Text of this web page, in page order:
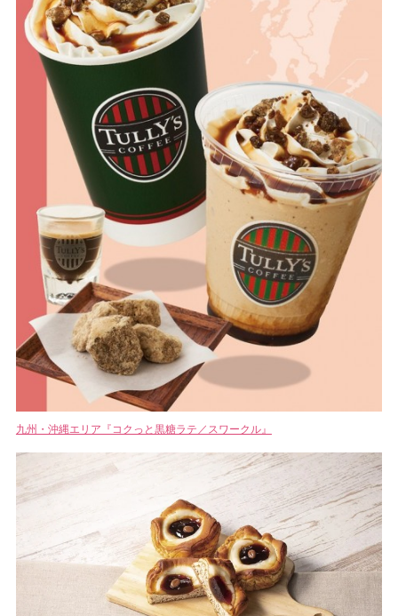
九州・沖縄エリア『コクっと黒糖ラテ／スワークル』